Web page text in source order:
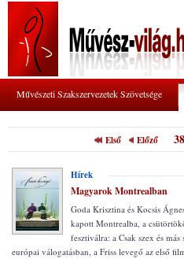
Művészeti Szakszervezetek Szövetsége
Első Előző
Hírek
Magyarok Montrealban
Goda Krisztina és Kocsis
kapott Montrealba, a
fesztiválra: a Csak szex és
európai válogatásban, a Friss levegő az első